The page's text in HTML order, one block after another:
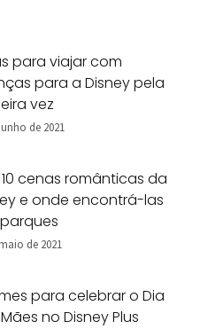
para viajar com
para a Disney pela
vez
de 2021
cenas românticas da
e onde encontrá-las
de 2021
para celebrar o Dia
no Disney Plus